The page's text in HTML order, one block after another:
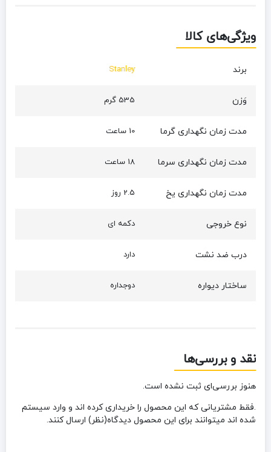
ویژگی‌های کالا
برند Stanley
وَزن 535 گرم
مدت زمان نگهداری گرما 10 ساعت
مدت زمان نگهداری سرما 18 ساعت
مدت زمان نگهداری یخ 2.5 روز
نوع خروجی دکمه ای
درب ضد نشت دارد
ساختار دیواره دوجداره
نقد و بررسی‌ها
هنوز بررسی‌ای ثبت نشده است.
.فقط مشتریانی که این محصول را خریداری کرده اند و وارد سیستم
شده اند میتوانند برای این محصول دیدگاه(نظر) ارسال کنند.